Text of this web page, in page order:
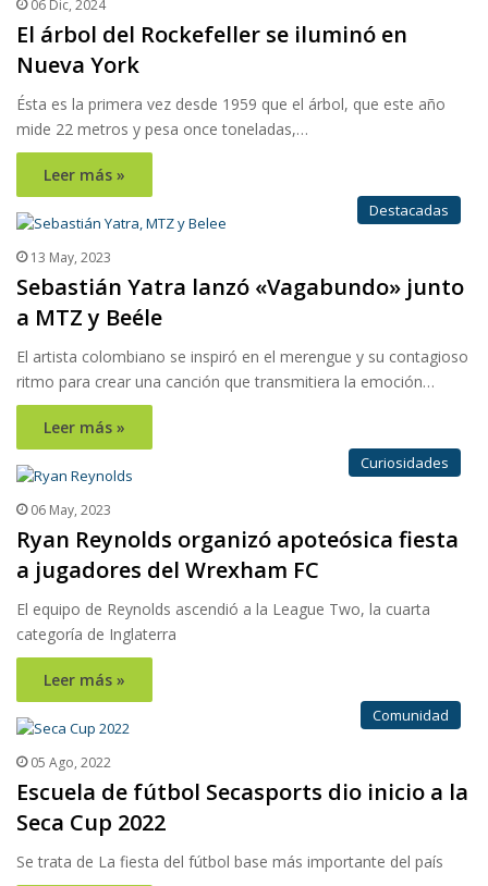
06 Dic, 2024
El árbol del Rockefeller se iluminó en
Nueva York
Ésta es la primera vez desde 1959 que el árbol, que este año
mide 22 metros y pesa once toneladas,…
Leer más »
Destacadas
13 May, 2023
Sebastián Yatra lanzó «Vagabundo» junto
a MTZ y Beéle
El artista colombiano se inspiró en el merengue y su contagioso
ritmo para crear una canción que transmitiera la emoción…
Leer más »
Curiosidades
06 May, 2023
Ryan Reynolds organizó apoteósica fiesta
a jugadores del Wrexham FC
El equipo de Reynolds ascendió a la League Two, la cuarta
categoría de Inglaterra
Leer más »
Comunidad
05 Ago, 2022
Escuela de fútbol Secasports dio inicio a la
Seca Cup 2022
Se trata de La fiesta del fútbol base más importante del país